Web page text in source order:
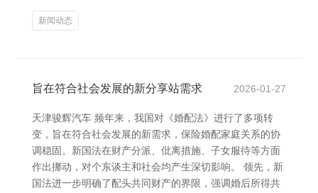
新闻动态
旨在符合社会发展的新分享站需求 2026-01-27
天津骏辉汽车 频年来，我国对《婚配法》进行了多项转
变，旨在符合社会发展的新需求，保险婚配家庭关系的协
调稳固。新国法在财产分派、仳离措施、子女服待等方面
作出挪动，对个东谈主和社会均产生深切影响。 领先，新
国法进一步明确了配头共同财产的界限，强调婚后所得共